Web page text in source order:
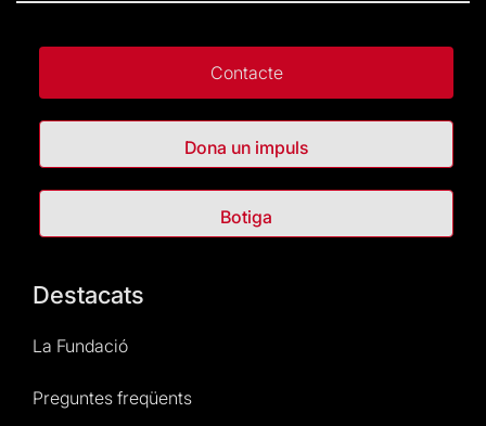
Contacte
Dona un impuls
Botiga
Destacats
La Fundació
Preguntes freqüents